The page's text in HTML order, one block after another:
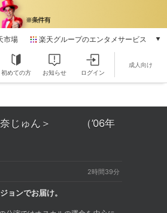
市場 楽天グループのエンタメサービス
本/ゲーム/CD/DVD
音楽配信
動画配信
Rakuten PLAY
初めての方 お知らせ ログイン
成人向け
瀬奈じゅん＞ （’06年
2時間39分
ョンでお届け。